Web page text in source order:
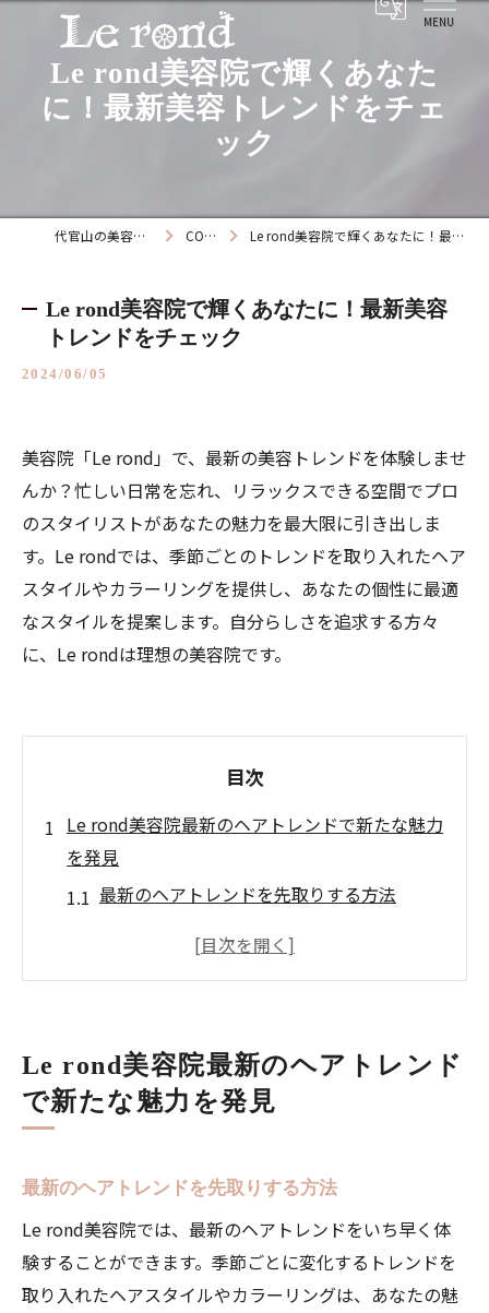
Le rond美容院で輝くあなた
に！最新美容トレンドをチェ
ック
代官山の美容院ならLe rond COLUMN Le rond美容院で輝くあなたに！最新美容トレンドをチェック
Le rond美容院で輝くあなたに！最新美容
トレンドをチェック
2024/06/05
美容院「Le rond」で、最新の美容トレンドを体験しませ
んか？忙しい日常を忘れ、リラックスできる空間でプロ
のスタイリストがあなたの魅力を最大限に引き出しま
す。Le rondでは、季節ごとのトレンドを取り入れたヘア
スタイルやカラーリングを提供し、あなたの個性に最適
なスタイルを提案します。自分らしさを追求する方々
に、Le rondは理想の美容院です。
目次
Le rond美容院最新のヘアトレンドで新たな魅力
を発見
最新のヘアトレンドを先取りする方法
プロが教えるこの秋のイチオシスタイル
トレンドヘアスタイルで新たな自分に
美容院Le rondで季節のスタイルチェンジを楽し
季節ごとのスタイルチェンジのポイント
春夏秋冬で異なるヘアスタイルの楽しみ方
Le rondのスタイリストが勧める季節のヘア
カラー
Le rond美容院最新のヘアトレンド
で新たな魅力を発見
最新のヘアトレンドを先取りする方法
Le rond美容院では、最新のヘアトレンドをいち早く体
験することができます。季節ごとに変化するトレンドを
取り入れたヘアスタイルやカラーリングは、あなたの魅